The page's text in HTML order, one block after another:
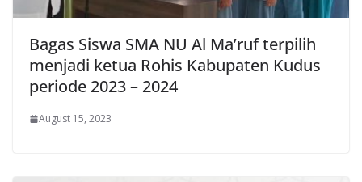
Bagas Siswa SMA NU Al Ma’ruf terpilih
menjadi ketua Rohis Kabupaten Kudus
periode 2023 – 2024
August 15, 2023